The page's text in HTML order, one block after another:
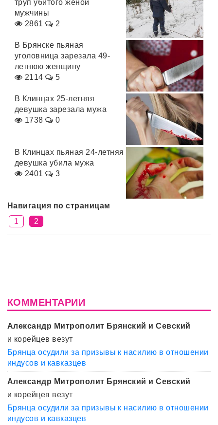
труп убитого женой
мужчины
2861
2
В Брянске пьяная
уголовница зарезала 49-
летнюю женщину
2114
5
В Клинцах 25-летняя
девушка зарезала мужа
1738
0
В Клинцах пьяная 24-летняя
девушка убила мужа
2401
3
Навигация по страницам
1
2
КОММЕНТАРИИ
Александр Митрополит Брянский и Севский
и корейцев везут
Брянца осудили за призывы к насилию в отношении
индусов и кавказцев
Александр Митрополит Брянский и Севский
и корейцев везут
Брянца осудили за призывы к насилию в отношении
индусов и кавказцев